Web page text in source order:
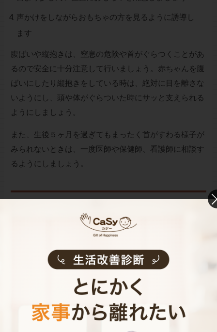
声かけをしながらおもちゃの方を見るように誘導し
ます
腹ばいや縦抱きは、窒息の危険や首がぐらつくことがあ
るので安全に十分注意して行いましょう。赤ちゃんを腹
ばいにしたり縦抱きをしている時は、絶対に目を離さな
いようにし、頭や体がぐらついた時にサッと支えられる
ようにしましょう。
また、生後５ヶ月を過ぎてもまったく首がすわる様子が
みられないときは、一度医師や保健師、看護師に相談す
るようにしましょう。